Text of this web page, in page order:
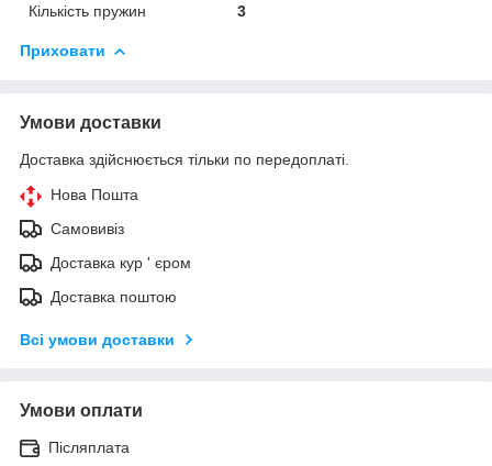
Кількість пружин
3
Приховати
Умови доставки
Доставка здійснюється тільки по передоплаті.
Нова Пошта
Самовивіз
Доставка кур ' єром
Доставка поштою
Всі умови доставки
Умови оплати
Післяплата